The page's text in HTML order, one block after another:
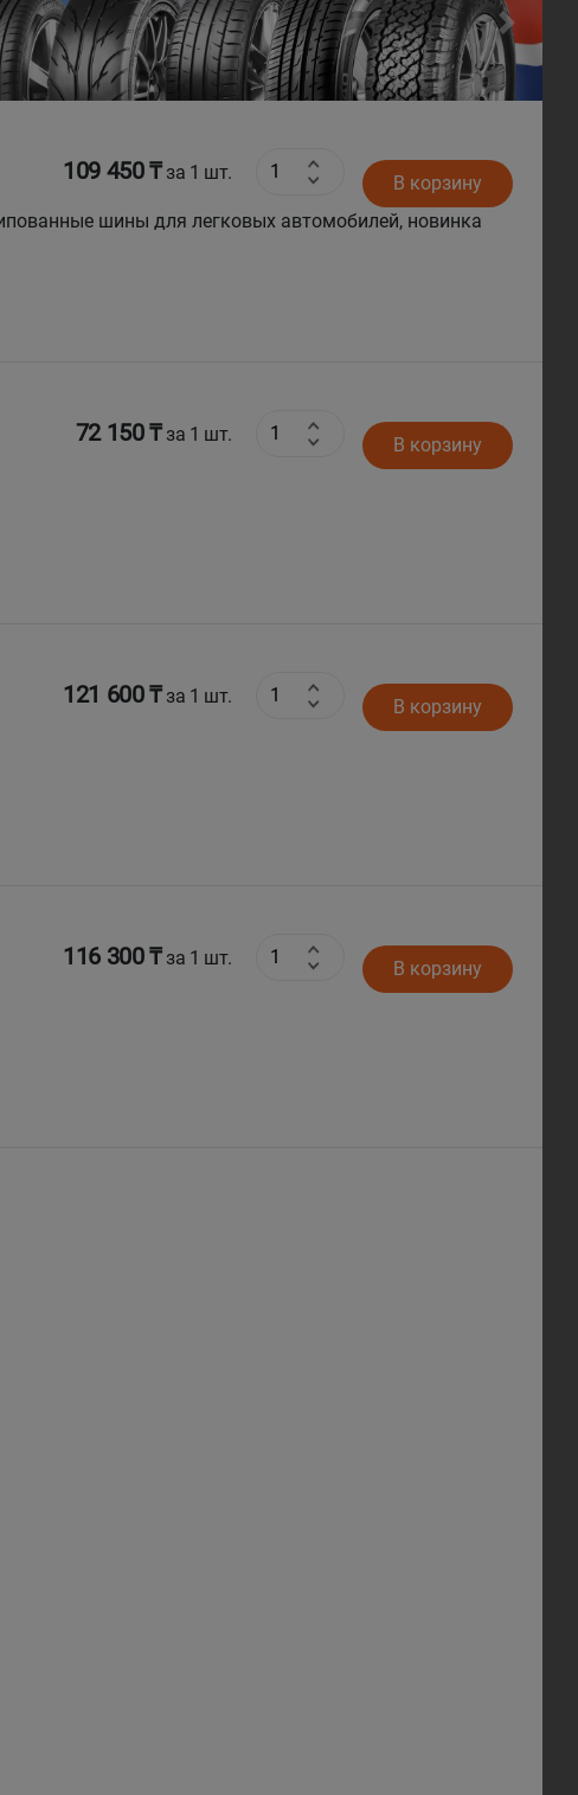
Next
109 450 ₸за 1 шт.
В корзину
шины для легковых автомобилей, новинка
72 150 ₸за 1 шт. В корзину
121 600 ₸за 1 шт. В корзину
116 300 ₸за 1 шт. В корзину